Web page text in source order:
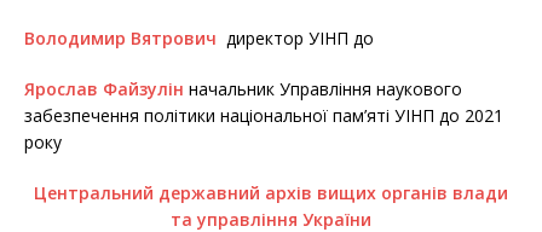
Володимир Вятрович директор УІНП до
Ярослав Файзулін начальник Управління наукового
забезпечення політики національної пам’яті УІНП до 2021
року
Центральний державний архів вищих органів влади
та управління України